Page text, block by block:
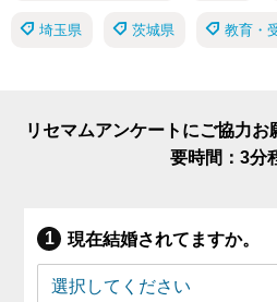
埼玉県 茨城県 教育・
リセマムアンケートにご協力
要時間：3分
現在結婚されてますか。